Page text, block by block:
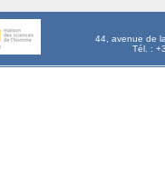
44, avenue de
Tél. :